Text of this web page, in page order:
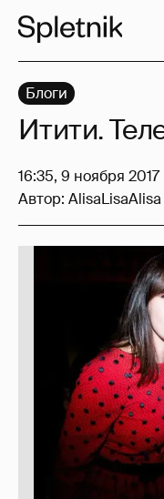
Блоги
Итити.
16:35, 9 ноября 2017
Автор: AlisaLisaAlisa